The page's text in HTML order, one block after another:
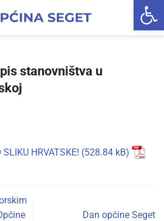
stanovništva u
HRVATSKE!
Dan općine Seget